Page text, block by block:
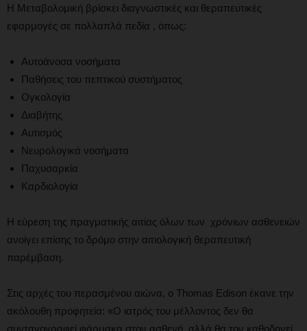
Η Μεταβολομική βρίσκει διαγνωστικές και θεραπευτικές
εφαρμογές σε πολλαπλά πεδία , όπως:
Αυτοάνοσα νοσήματα
Παθήσεις του πεπτικού συστήματος
Ογκολογία
Διαβήτης
Αυτισμός
Νευρολογικά νοσήματα
Παχυσαρκία
Καρδιολογία
Η εύρεση της πραγματικής αιτίας όλων των χρόνιων ασθενειών
ανοίγει επίσης το δρόμο στην αιτιολογική θεραπευτική
παρέμβαση.
Στις αρχές του περασμένου αιώνα, ο Thomas Edison έκανε την
ακόλουθη προφητεία: «Ο ιατρός του μέλλοντος δεν θα
συνταγογραφεί φάρμακα στον ασθενή, αλλά θα τον καθοδηγεί